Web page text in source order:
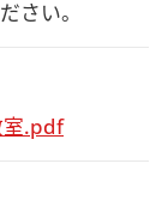
さい。
室.pdf